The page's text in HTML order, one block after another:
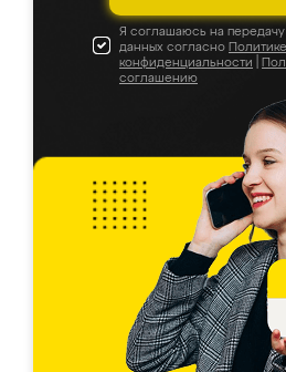
Я соглашаюсь на
данных согласно Политике
конфиденциальности
соглашению